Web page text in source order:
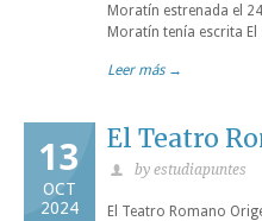
Moratín estrenada el
Moratín tenía escrita
Leer más →
13
OCT
2024
El Teatro
by estudiapuntes
El Teatro Romano